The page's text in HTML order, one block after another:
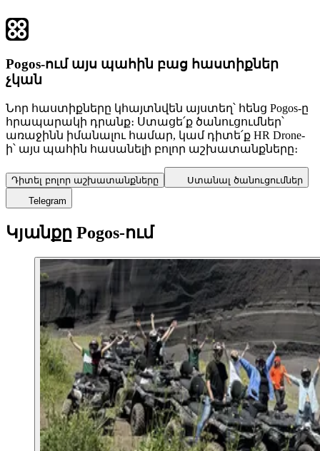
Pogos-ում այս պահին բաց հաստիքներ
չկան
Նոր հաստիքները կհայտնվեն այստեղ՝ հենց Pogos-ը
հրապարակի դրանք։ Ստացե՛ք ծանուցումներ՝
առաջինն իմանալու համար, կամ դիտե՛ք HR Drone-
ի՝ այս պահին հասանելի բոլոր աշխատանքները։
Դիտել բոլոր աշխատանքները
Ստանալ ծանուցումներ
Telegram
Կյանքը Pogos-ում